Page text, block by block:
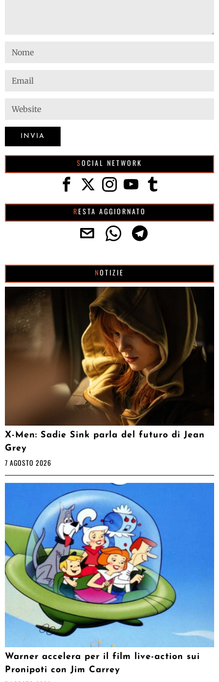
SOCIAL NETWORK
RESTA AGGIORNATO
NOTIZIE
X-Men: Sadie Sink parla del futuro di Jean
Grey
7 AGOSTO 2026
Warner accelera per il film live-action sui
Pronipoti con Jim Carrey